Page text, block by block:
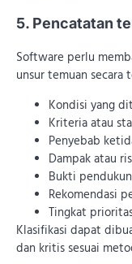
5. Pencatatan
Software perlu
unsur temuan secara
Kondisi yang
Kriteria atau
Penyebab
Dampak atau
Bukti
Rekomendasi
Tingkat
Klasifikasi dapat
dan kritis sesuai